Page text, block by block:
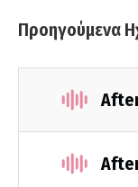
Προηγούμενα